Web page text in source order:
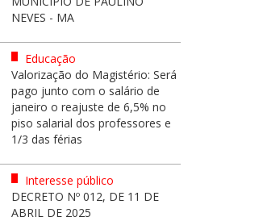
NEVES - MA
Educação
Valorização do Magistério: Será
pago junto com o salário de
janeiro o reajuste de 6,5% no
piso salarial dos professores e
1/3 das férias
Interesse público
DECRETO Nº 012, DE 11 DE
ABRIL DE 2025